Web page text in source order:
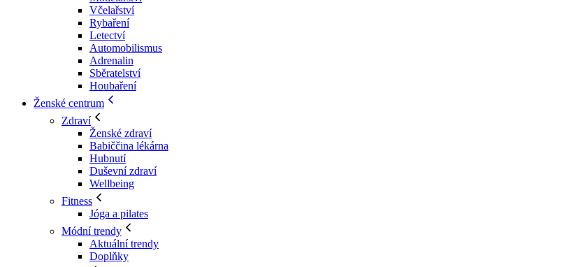
Včelařství
Rybaření
Letectví
Automobilismus
Adrenalin
Sběratelství
Houbaření
Ženské centrum
Zdraví
Ženské zdraví
Babiččina lékárna
Hubnutí
Duševní zdraví
Wellbeing
Fitness
Jóga a pilates
Módní trendy
Aktuální trendy
Doplňky